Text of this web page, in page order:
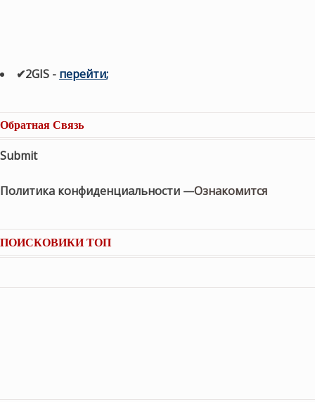
✔2GIS - перейти;
Обратная Связь
Submit
Политика конфиденциальности —Ознакомится
ПОИСКОВИКИ ТОП